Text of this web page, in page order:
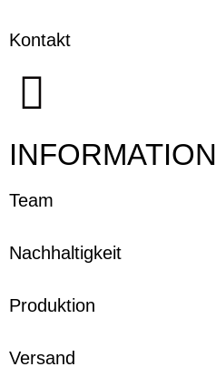
Kontakt
INFORMATION
Team
Nachhaltigkeit
Produktion
Versand